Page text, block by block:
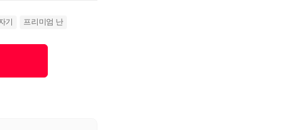
기 프리미엄 난